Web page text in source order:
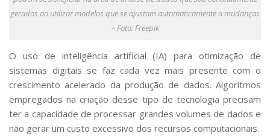
Serviços
RH, Administrativo e Financeiro
Outros serviços
Comunicação
Assessorias e Mídias
Aplicativos e Sites
Jornal da USP
gerados ao utilizar modelos que se ajustam automaticamente a mudanças
– Foto: Freepik
O uso de inteligência artificial (IA) para otimização de
sistemas digitais se faz cada vez mais presente com o
crescimento acelerado da produção de dados. Algoritmos
empregados na criação desse tipo de tecnologia precisam
ter a capacidade de processar grandes volumes de dados e
não gerar um custo excessivo dos recursos computacionais.